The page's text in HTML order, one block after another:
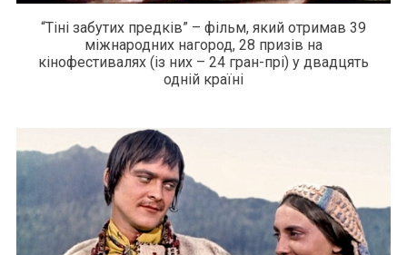
“Тіні забутих предків” – фільм, який отримав 39
міжнародних нагород, 28 призів на
кінофестивалях (із них – 24 гран-прі) у двадцять
одній країні